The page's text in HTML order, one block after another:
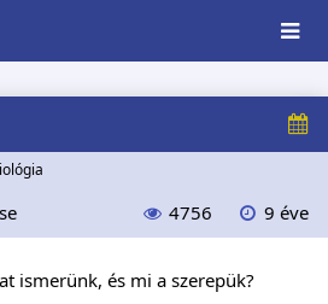
4756 9 éve
ismerünk, és mi a szerepük?